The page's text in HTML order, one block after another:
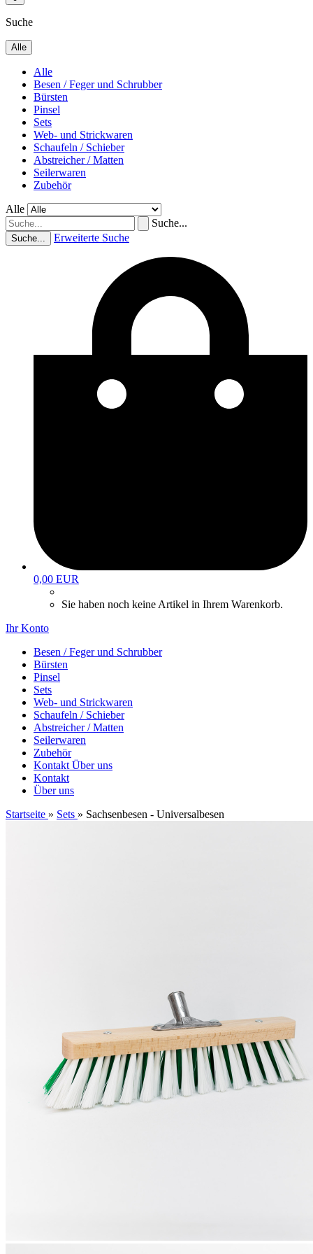
Suche
Alle
Alle
Besen / Feger und Schrubber
Bürsten
Pinsel
Sets
Web- und Strickwaren
Schaufeln / Schieber
Abstreicher / Matten
Seilerwaren
Zubehör
Alle
Suche...
Suche... Erweiterte Suche
0,00 EUR
Sie haben noch keine Artikel in Ihrem Warenkorb.
Ihr Konto
Besen / Feger und Schrubber
Bürsten
Pinsel
Sets
Web- und Strickwaren
Schaufeln / Schieber
Abstreicher / Matten
Seilerwaren
Zubehör
Kontakt Über uns
Kontakt
Über uns
Startseite » Sets » Sachsenbesen - Universalbesen